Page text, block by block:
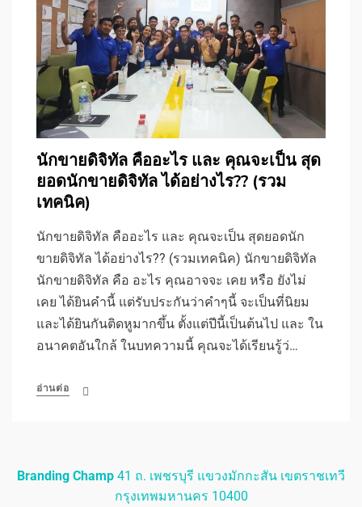
นักขายดิจิทัล คืออะไร และ คุณจะเป็น สุด
ยอดนักขายดิจิทัล ได้อย่างไร?? (รวม
เทคนิค)
นักขายดิจิทัล คืออะไร และ คุณจะเป็น สุดยอดนัก
ขายดิจิทัล ได้อย่างไร?? (รวมเทคนิค) นักขายดิจิทัล
นักขายดิจิทัล คือ อะไร คุณอาจจะ เคย หรือ ยังไม่
เคย ได้ยินคำนี้ แต่รับประกันว่าคำๆนี้ จะเป็นที่นิยม
และได้ยินกันติดหูมากขึ้น ตั้งแต่ปีนี้เป็นต้นไป และ ใน
อนาคตอันใกล้ ในบทความนี้ คุณจะได้เรียนรู้ว่…
อ่านต่อ
Branding Champ 41 ถ. เพชรบุรี แขวงมักกะสัน เขตราชเทวี
กรุงเทพมหานคร 10400